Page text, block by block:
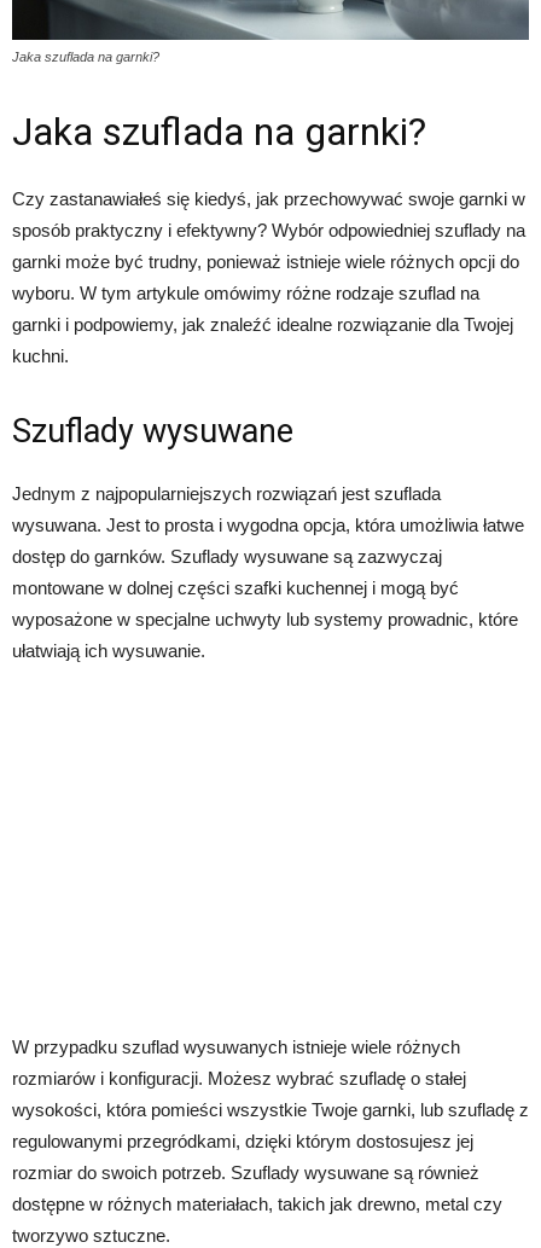
Jaka szuflada na garnki?
Jaka szuflada na garnki?
Czy zastanawiałeś się kiedyś, jak przechowywać swoje garnki w
sposób praktyczny i efektywny? Wybór odpowiedniej szuflady na
garnki może być trudny, ponieważ istnieje wiele różnych opcji do
wyboru. W tym artykule omówimy różne rodzaje szuflad na
garnki i podpowiemy, jak znaleźć idealne rozwiązanie dla Twojej
kuchni.
Szuflady wysuwane
Jednym z najpopularniejszych rozwiązań jest szuflada
wysuwana. Jest to prosta i wygodna opcja, która umożliwia łatwe
dostęp do garnków. Szuflady wysuwane są zazwyczaj
montowane w dolnej części szafki kuchennej i mogą być
wyposażone w specjalne uchwyty lub systemy prowadnic, które
ułatwiają ich wysuwanie.
W przypadku szuflad wysuwanych istnieje wiele różnych
rozmiarów i konfiguracji. Możesz wybrać szufladę o stałej
wysokości, która pomieści wszystkie Twoje garnki, lub szufladę z
regulowanymi przegródkami, dzięki którym dostosujesz jej
rozmiar do swoich potrzeb. Szuflady wysuwane są również
dostępne w różnych materiałach, takich jak drewno, metal czy
tworzywo sztuczne.